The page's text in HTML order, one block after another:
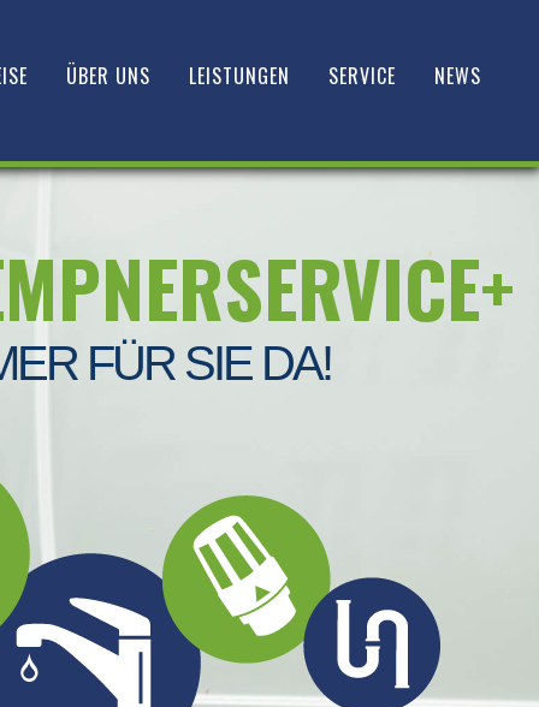
ÜBER UNS LEISTUNGEN SERVICE NEWS
FÜR SIE DA!